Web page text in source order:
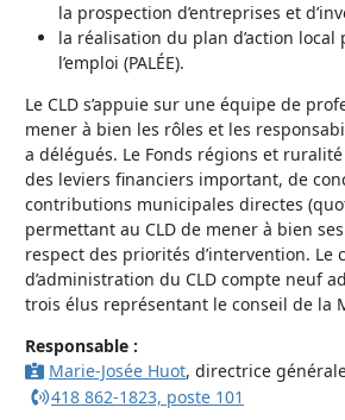
la prospection d’entreprises et
la réalisation du plan d’action local
l’emploi (PALÉE).
Le CLD s’appuie sur une équipe de
mener à bien les rôles et les
a délégués. Le Fonds régions et
des leviers financiers important, de
contributions municipales directes
permettant au CLD de mener à bien
respect des priorités d’intervention. Le
d’administration du CLD compte neuf
trois élus représentant le conseil de la
Responsable :
Marie-Josée Huot, directrice
418 862-1823, poste 101